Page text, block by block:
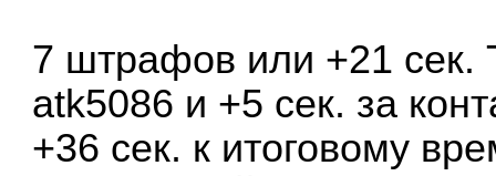
7 штрафов или +21 сек.
atk5086 и +5 сек. за
+36 сек. к итоговому